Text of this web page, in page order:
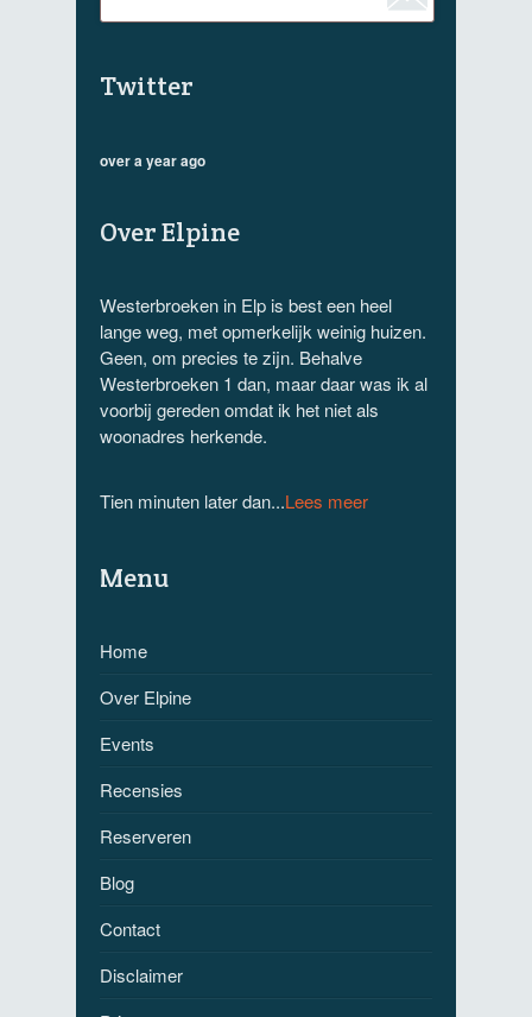
Twitter
over a year ago
Over Elpine
Westerbroeken in Elp is best een heel
lange weg, met opmerkelijk weinig huizen.
Geen, om precies te zijn. Behalve
Westerbroeken 1 dan, maar daar was ik al
voorbij gereden omdat ik het niet als
woonadres herkende.
Tien minuten later dan...Lees meer
Menu
Home
Over Elpine
Events
Recensies
Reserveren
Blog
Contact
Disclaimer